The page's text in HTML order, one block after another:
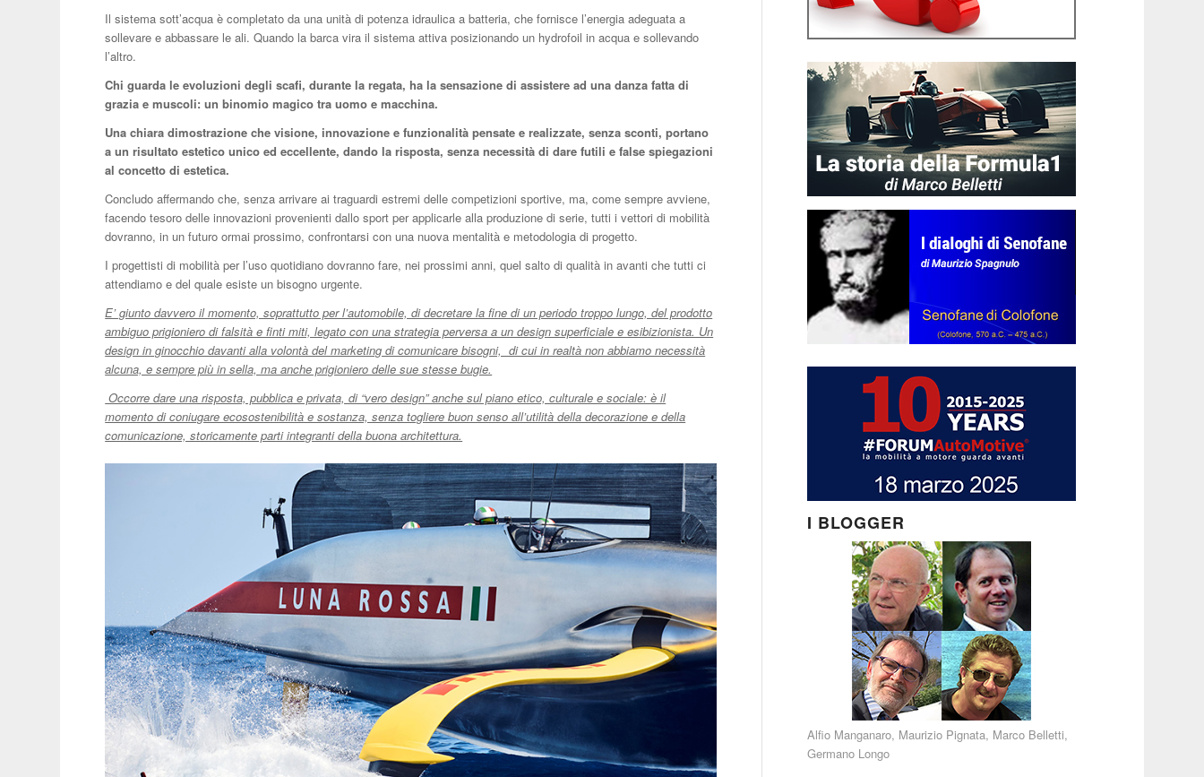
Il sistema sott’acqua è completato da una unità di potenza idraulica a batteria, che fornisce l’energia adeguata a
sollevare e abbassare le ali. Quando la barca vira il sistema attiva posizionando un hydrofoil in acqua e sollevando
l’altro.
Chi guarda le evoluzioni degli scafi, durante la regata, ha la sensazione di assistere ad una danza fatta di
grazia e muscoli: un binomio magico tra uomo e macchina.
Una chiara dimostrazione che visione, innovazione e funzionalità pensate e realizzate, senza sconti, portano
a un risultato estetico unico ed eccellente, dando la risposta, senza necessità di dare futili e false spiegazioni
al concetto di estetica.
Concludo affermando che, senza arrivare ai traguardi estremi delle competizioni sportive, ma, come sempre avviene,
facendo tesoro delle innovazioni provenienti dallo sport per applicarle alla produzione di serie, tutti i vettori di mobilità
dovranno, in un futuro ormai prossimo, confrontarsi con una nuova mentalità e metodologia di progetto.
I progettisti di mobilità per l’uso quotidiano dovranno fare, nei prossimi anni, quel salto di qualità in avanti che tutti ci
attendiamo e del quale esiste un bisogno urgente.
E’ giunto davvero il momento, soprattutto per l’automobile, di decretare la fine di un periodo troppo lungo, del prodotto
ambiguo prigioniero di falsità e finti miti, legato con una strategia perversa a un design superficiale e esibizionista. Un
design in ginocchio davanti alla volontà del marketing di comunicare bisogni, di cui in realtà non abbiamo necessità
alcuna, e sempre più in sella, ma anche prigioniero delle sue stesse bugie.
Occorre dare una risposta, pubblica e privata, di “vero design” anche sul piano etico, culturale e sociale: è il
momento di coniugare ecosostenibilità e sostanza, senza togliere buon senso all’utilità della decorazione e della
comunicazione, storicamente parti integranti della buona architettura.
I BLOGGER
Alfio Manganaro, Maurizio Pignata, Marco Belletti,
Germano Longo